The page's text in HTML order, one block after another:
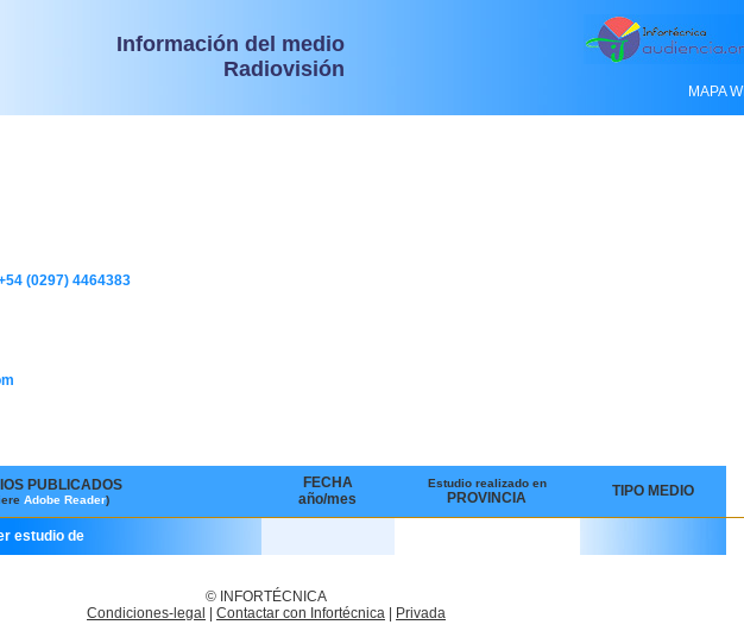
Información del medio
Radiovisión
MAPA
(0297) 4464383
PUBLICADOS
Adobe Reader)
FECHA
año/mes
Estudio realizado en
PROVINCIA TIPO MEDIO
estudio de
© INFORTÉCNICA
Condiciones-legal
Contactar con Infortécnica Privada